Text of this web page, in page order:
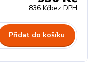
836 Kčbez DPH
Přidat do košíku